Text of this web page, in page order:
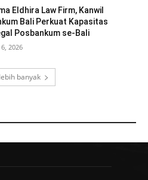
Eldhira Law Firm, Kanwil
Bali Perkuat Kapasitas
Posbankum se-Bali
2026
banyak